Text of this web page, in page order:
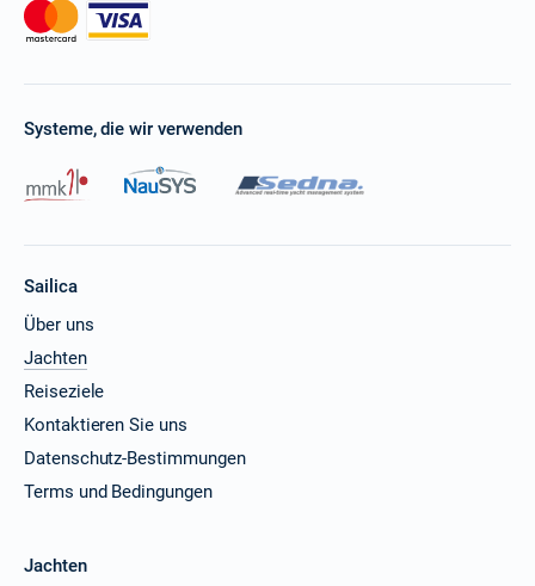
Systeme, die wir verwenden
Sailica
Über uns
Jachten
Reiseziele
Kontaktieren Sie uns
Datenschutz-Bestimmungen
Terms und Bedingungen
Jachten